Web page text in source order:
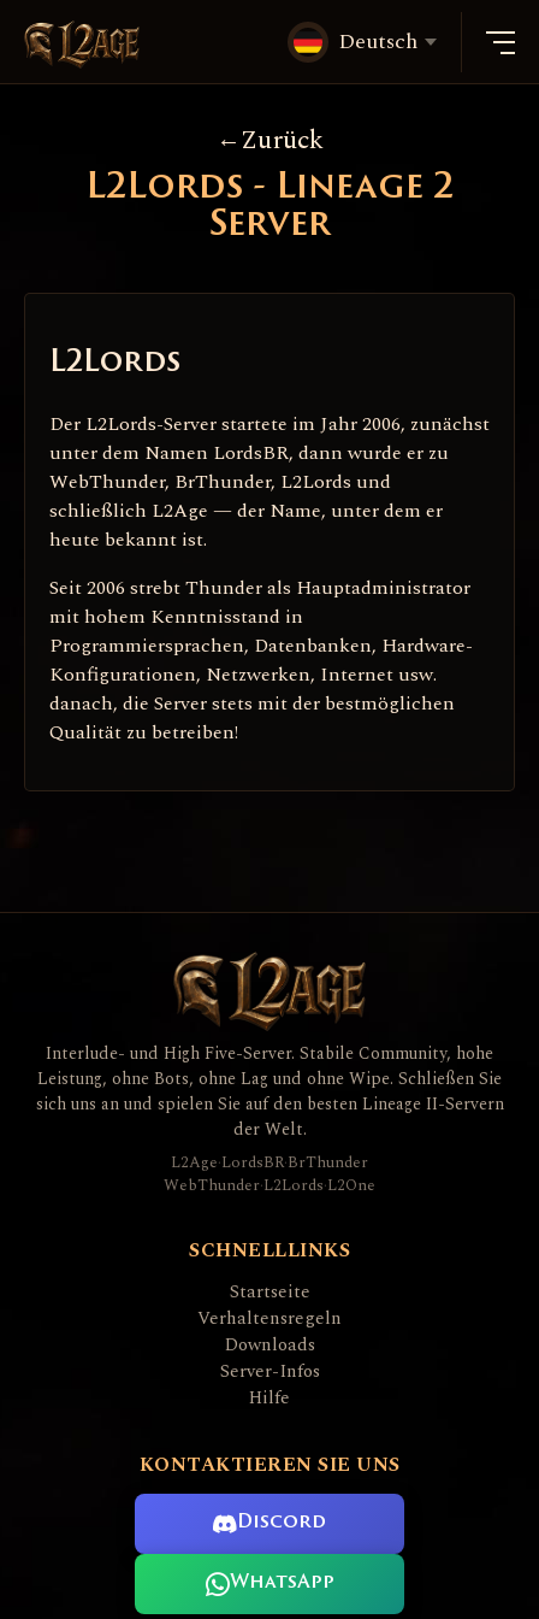
Deutsch
Zurück
L2Lords - Lineage 2
Server
L2Lords
Der L2Lords-Server startete im Jahr 2006, zunächst
unter dem Namen LordsBR, dann wurde er zu
WebThunder, BrThunder, L2Lords und
schließlich L2Age — der Name, unter dem er
heute bekannt ist.
Seit 2006 strebt Thunder als Hauptadministrator
mit hohem Kenntnisstand in
Programmiersprachen, Datenbanken, Hardware-
Konfigurationen, Netzwerken, Internet usw.
danach, die Server stets mit der bestmöglichen
Qualität zu betreiben!
Interlude- und High Five-Server. Stabile Community, hohe
Leistung, ohne Bots, ohne Lag und ohne Wipe. Schließen Sie
sich uns an und spielen Sie auf den besten Lineage II-Servern
der Welt.
L2Age·LordsBR·BrThunder
WebThunder·L2Lords·L2One
SCHNELLLINKS
Startseite
Verhaltensregeln
Downloads
Server-Infos
Hilfe
KONTAKTIEREN SIE UNS
Discord
WhatsApp